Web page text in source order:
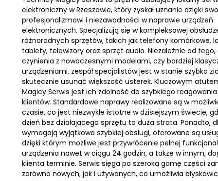
elektroniczny w Rzeszowie, który zyskał uznanie dzięki
profesjonalizmowi i niezawodności w naprawie urządzeń
elektronicznych. Specjalizują się w kompleksowej
różnorodnych sprzętów, takich jak telefony komórkowe,
tablety, telewizory oraz sprzęt audio. Niezależnie od
czynienia z nowoczesnymi modelami, czy bardziej
urządzeniami, zespół specjalistów jest w stanie szybko
skutecznie usunąć większość usterek. Kluczowym
Magicy Serwis jest ich zdolność do szybkiego
klientów. Standardowe naprawy realizowane są w
czasie, co jest niezwykle istotne w dzisiejszym świecie,
dzień bez działającego sprzętu to duża strata. Ponadto,
wymagają wyjątkowo szybkiej obsługi, oferowane są
dzięki którym możliwe jest przywrócenie pełnej
urządzenia nawet w ciągu 24 godzin, a także w innym,
klienta terminie. Serwis sięga po szeroką gamę części
zarówno nowych, jak i używanych, co umożliwia